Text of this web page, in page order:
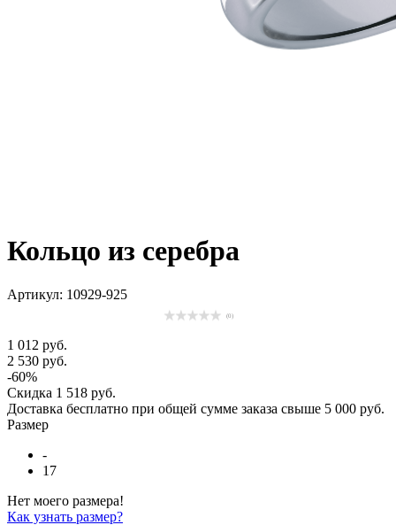
Кольцо из серебра
Артикул: 10929-925
(0)
1 012 руб.
2 530 руб.
-60%
Скидка 1 518 руб.
Доставка бесплатно при общей сумме заказа свыше 5 000 руб.
Размер
-
17
Нет моего размера!
Как узнать размер?